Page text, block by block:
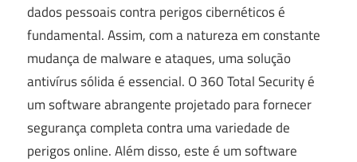
dados pessoais contra perigos cibernéticos é
fundamental. Assim, com a natureza em constante
mudança de malware e ataques, uma solução
antivírus sólida é essencial. O 360 Total Security é
um software abrangente projetado para fornecer
segurança completa contra uma variedade de
perigos online. Além disso, este é um software